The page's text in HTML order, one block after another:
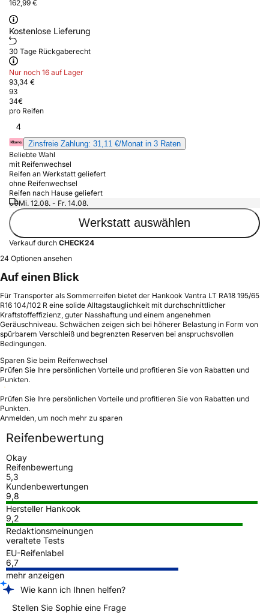
162,99 €
Kostenlose Lieferung
30 Tage Rückgaberecht
Nur noch 16 auf Lager
93,34 €
93
34€
pro Reifen
4
Zinsfreie Zahlung: 31,11 €/Monat in 3 Raten
Beliebte Wahl
mit Reifenwechsel
Reifen an Werkstatt geliefert
ohne Reifenwechsel
Reifen nach Hause geliefert
Mi. 12.08. - Fr. 14.08.
Werkstatt auswählen
Verkauf durch CHECK24
24 Optionen ansehen
Auf einen Blick
Für Transporter als Sommerreifen bietet der Hankook Vantra LT RA18 195/65
R16 104/102 R eine solide Alltagstauglichkeit mit durchschnittlicher
Kraftstoffeffizienz, guter Nasshaftung und einem angenehmen
Geräuschniveau. Schwächen zeigen sich bei höherer Belastung in Form von
spürbarem Verschleiß und begrenzten Reserven bei anspruchsvollen
Bedingungen.
Sparen Sie beim Reifenwechsel
Prüfen Sie Ihre persönlichen Vorteile und profitieren Sie von Rabatten und
Punkten.
Prüfen Sie Ihre persönlichen Vorteile und profitieren Sie von Rabatten und
Punkten.
Anmelden, um noch mehr zu sparen
Reifenbewertung
Okay
Reifenbewertung
5,3
Kundenbewertungen
9,8
Hersteller Hankook
9,2
Redaktionsmeinungen
veraltete Tests
EU-Reifenlabel
6,7
mehr anzeigen
Wie kann ich Ihnen helfen?
Stellen Sie Sophie eine Frage